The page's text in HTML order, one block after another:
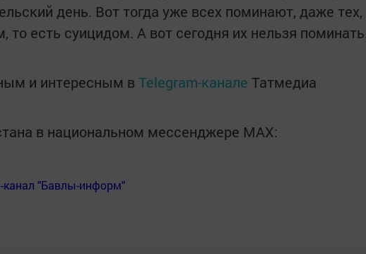
день. Вот тогда уже всех поминают, даже тех,
то есть суицидом. А вот сегодня их нельзя
и интересным в Telegram-канале Татмедиа
в национальном мессенджере MАХ:
канал "Бавлы-информ"